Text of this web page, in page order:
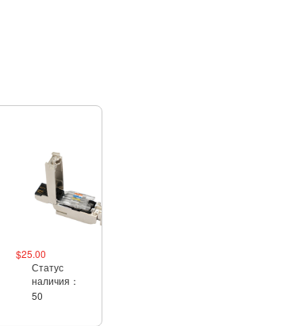
$25.00
Статус
наличия：
50